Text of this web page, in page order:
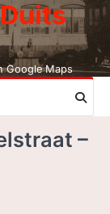
Google Maps
–